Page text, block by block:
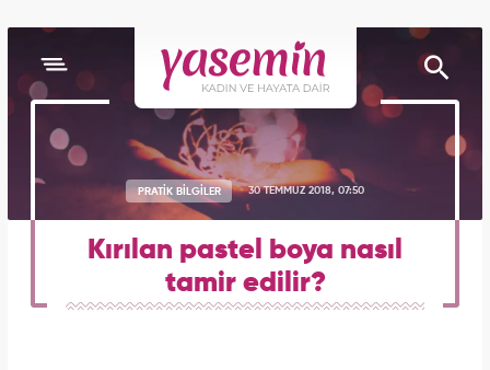
PRATİK BİLGİLER 30 TEMMUZ 2018, 07:50
Kırılan pastel boya nasıl
tamir edilir?